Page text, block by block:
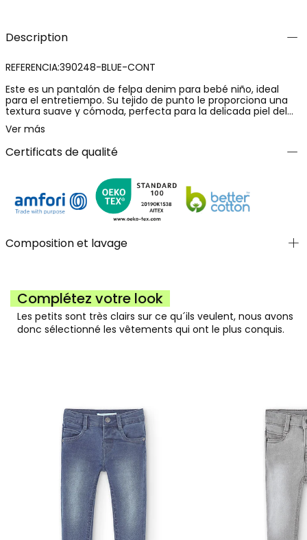
Description
REFERENCIA:390248-BLUE-CONT
Este es un pantalón de felpa denim para bebé niño, ideal
para el entretiempo. Su tejido de punto le proporciona una
textura suave y cómoda, perfecta para la delicada piel del
niño. El diseño es liso, sin decoraciones, y de un atractivo
color azul. Este pantalón está disponible en varias tallas,
desde los 12 meses hasta los 8 años, lo que permite que se
adapte al crecimiento del niño. Es una prenda versátil y fácil
Ver más
Certificats de qualité
Composition et lavage
Complétez votre look
Les petits sont très clairs sur ce qu´ils veulent, nous avons
donc sélectionné les vêtements qui ont le plus conquis.